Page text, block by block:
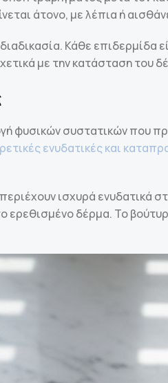
άτονο, με λέπια ή
Κάθε επιδερμίδα
με την κατάσταση του
φυσικών συστατικών που
ενυδατικές και
ισχυρά ενυδατικά
ερεθισμένο δέρμα. Το